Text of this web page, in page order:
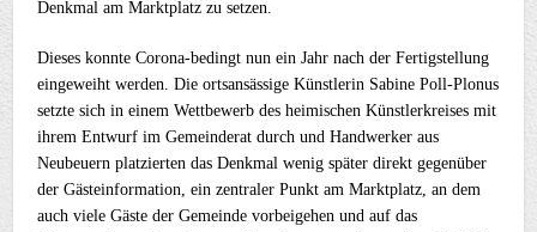
Denkmal am Marktplatz zu setzen.
Dieses konnte Corona-bedingt nun ein Jahr nach der Fertigstellung
eingeweiht werden. Die ortsansässige Künstlerin Sabine Poll-Plonus
setzte sich in einem Wettbewerb des heimischen Künstlerkreises mit
ihrem Entwurf im Gemeinderat durch und Handwerker aus
Neubeuern platzierten das Denkmal wenig später direkt gegenüber
der Gästeinformation, ein zentraler Punkt am Marktplatz, an dem
auch viele Gäste der Gemeinde vorbeigehen und auf das